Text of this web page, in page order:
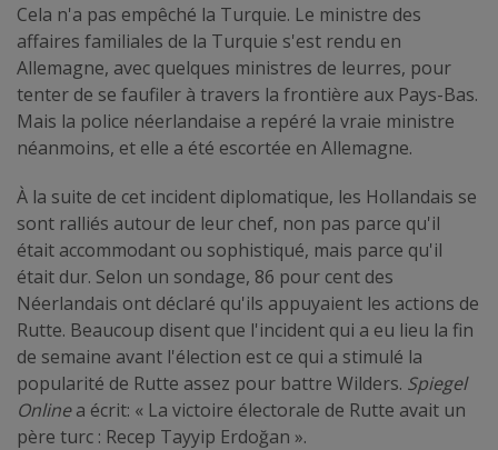
Cela n'a pas empêché la Turquie. Le ministre des
affaires familiales de la Turquie s'est rendu en
Allemagne, avec quelques ministres de leurres, pour
tenter de se faufiler à travers la frontière aux Pays-Bas.
Mais la police néerlandaise a repéré la vraie ministre
néanmoins, et elle a été escortée en Allemagne.
À la suite de cet incident diplomatique, les Hollandais se
sont ralliés autour de leur chef, non pas parce qu'il
était accommodant ou sophistiqué, mais parce qu'il
était dur. Selon un sondage, 86 pour cent des
Néerlandais ont déclaré qu'ils appuyaient les actions de
Rutte. Beaucoup disent que l'incident qui a eu lieu la fin
de semaine avant l'élection est ce qui a stimulé la
popularité de Rutte assez pour battre Wilders. Spiegel
Onlinea écrit: « La victoire électorale de Rutte avait un
père turc : Recep Tayyip Erdoğan ».